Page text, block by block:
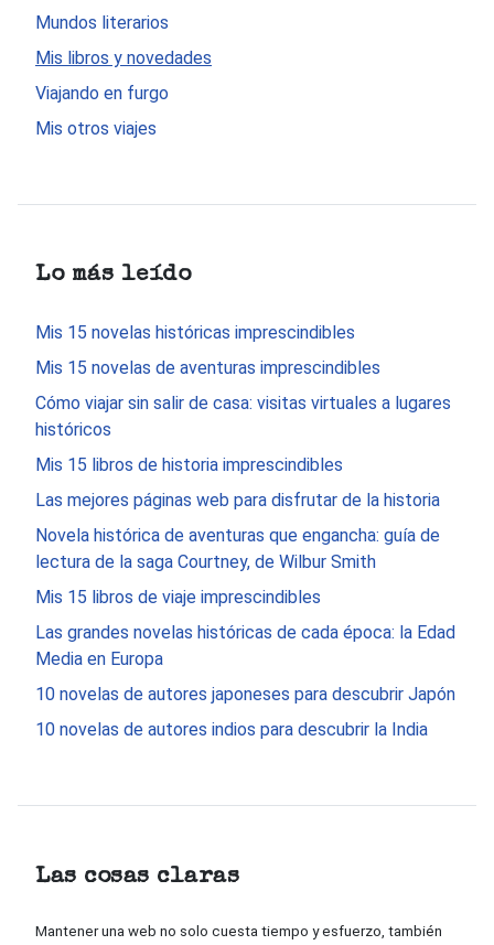
Mundos literarios
Mis libros y novedades
Viajando en furgo
Mis otros viajes
Lo más leído
Mis 15 novelas históricas imprescindibles
Mis 15 novelas de aventuras imprescindibles
Cómo viajar sin salir de casa: visitas virtuales a lugares
históricos
Mis 15 libros de historia imprescindibles
Las mejores páginas web para disfrutar de la historia
Novela histórica de aventuras que engancha: guía de
lectura de la saga Courtney, de Wilbur Smith
Mis 15 libros de viaje imprescindibles
Las grandes novelas históricas de cada época: la Edad
Media en Europa
10 novelas de autores japoneses para descubrir Japón
10 novelas de autores indios para descubrir la India
Las cosas claras
Mantener una web no solo cuesta tiempo y esfuerzo, también